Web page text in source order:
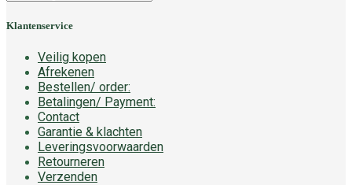
Klantenservice
Veilig kopen
Afrekenen
Bestellen/ order:
Betalingen/ Payment:
Contact
Garantie & klachten
Leveringsvoorwaarden
Retourneren
Verzenden